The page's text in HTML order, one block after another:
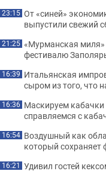
23:15 От «синей»
выпустили свежий
21:25 «Мурманская миля»
фестивалю
16:39 Итальянская
сыром из того, что
16:36 Маскируем кабачки
справляемся с
16:54 Воздушный как
который сохраняет
16:21 Удивил гостей